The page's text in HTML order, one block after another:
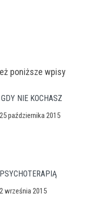
poniższe wpisy
NIE KOCHASZ
25 października 2015
2 września 2015